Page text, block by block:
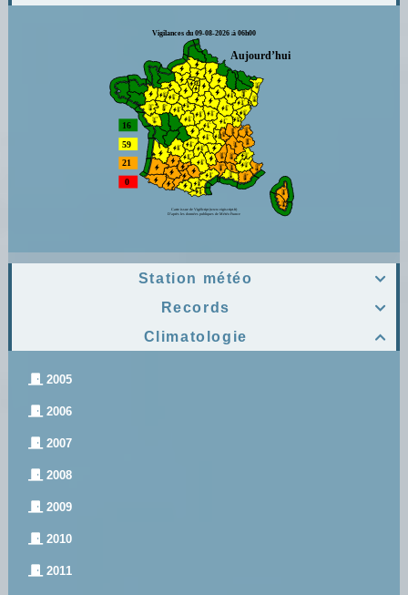

Station météo

Records

Climatologie
2005
2006
2007
2008
2009
2010
2011